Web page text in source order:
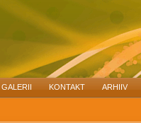
GALERII KONTAKT ARHIIV